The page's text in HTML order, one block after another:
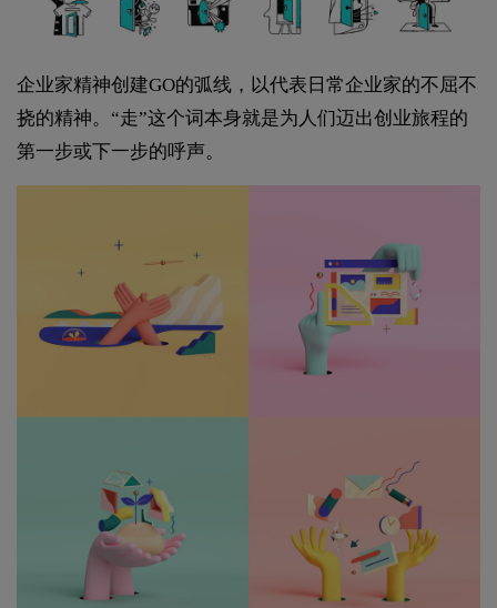
企业家精神创建GO的弧线，以代表日常企业家的不屈不
挠的精神。“走”这个词本身就是为人们迈出创业旅程的
第一步或下一步的呼声。